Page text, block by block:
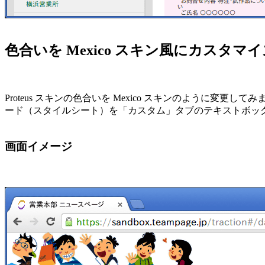
色合いを Mexico スキン風にカスタマ
Proteus スキンの色合いを Mexico スキンのように変更して
ード（スタイルシート）を「カスタム」タブのテキストボッ
画面イメージ